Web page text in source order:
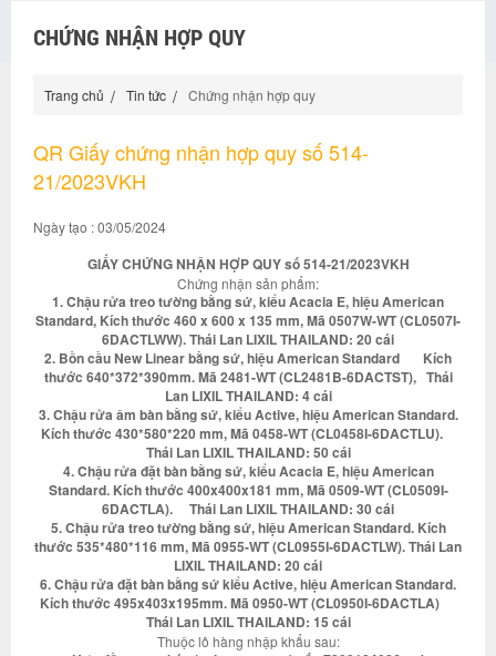
CHỨNG NHẬN HỢP QUY
Trang chủ Tin tức Chứng nhận hợp quy
QR Giấy chứng nhận hợp quy số 514-
21/2023VKH
Ngày tạo : 03/05/2024
GIẤY CHỨNG NHẬN HỢP QUY số 514-21/2023VKH
Chứng nhận sản phẩm:
1. Chậu rửa treo tường bằng sứ, kiểu Acacia E, hiệu American
Standard, Kích thước 460 x 600 x 135 mm, Mã 0507W-WT (CL0507I-
6DACTLWW). Thái Lan LIXIL THAILAND: 20 cái
2. Bồn cầu New Linear bằng sứ, hiệu American Standard Kích
thước 640*372*390mm. Mã 2481-WT (CL2481B-6DACTST), Thái
Lan LIXIL THAILAND: 4 cái
3. Chậu rửa âm bàn bằng sứ, kiểu Active, hiệu American Standard.
Kích thước 430*580*220 mm, Mã 0458-WT (CL0458I-6DACTLU).
Thái Lan LIXIL THAILAND: 50 cái
4. Chậu rửa đặt bàn bằng sứ, kiểu Acacia E, hiệu American
Standard. Kích thước 400x400x181 mm, Mã 0509-WT (CL0509I-
6DACTLA). Thái Lan LIXIL THAILAND: 30 cái
5. Chậu rửa treo tường bằng sứ, hiệu American Standard. Kích
thước 535*480*116 mm, Mã 0955-WT (CL0955I-6DACTLW). Thái Lan
LIXIL THAILAND: 20 cái
6. Chậu rửa đặt bàn bằng sứ kiểu Active, hiệu American Standard.
Kích thước 495x403x195mm. Mã 0950-WT (CL0950I-6DACTLA)
Thái Lan LIXIL THAILAND: 15 cái
Thuộc lô hàng nhập khẩu sau: